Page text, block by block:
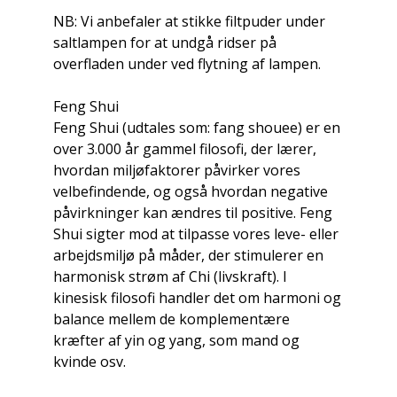
NB: Vi anbefaler at stikke filtpuder under
saltlampen for at undgå ridser på
overfladen under ved flytning af lampen.
Feng Shui
Feng Shui (udtales som: fang shouee) er en
over 3.000 år gammel filosofi, der lærer,
hvordan miljøfaktorer påvirker vores
velbefindende, og også hvordan negative
påvirkninger kan ændres til positive. Feng
Shui sigter mod at tilpasse vores leve- eller
arbejdsmiljø på måder, der stimulerer en
harmonisk strøm af Chi (livskraft). I
kinesisk filosofi handler det om harmoni og
balance mellem de komplementære
kræfter af yin og yang, som mand og
kvinde osv.